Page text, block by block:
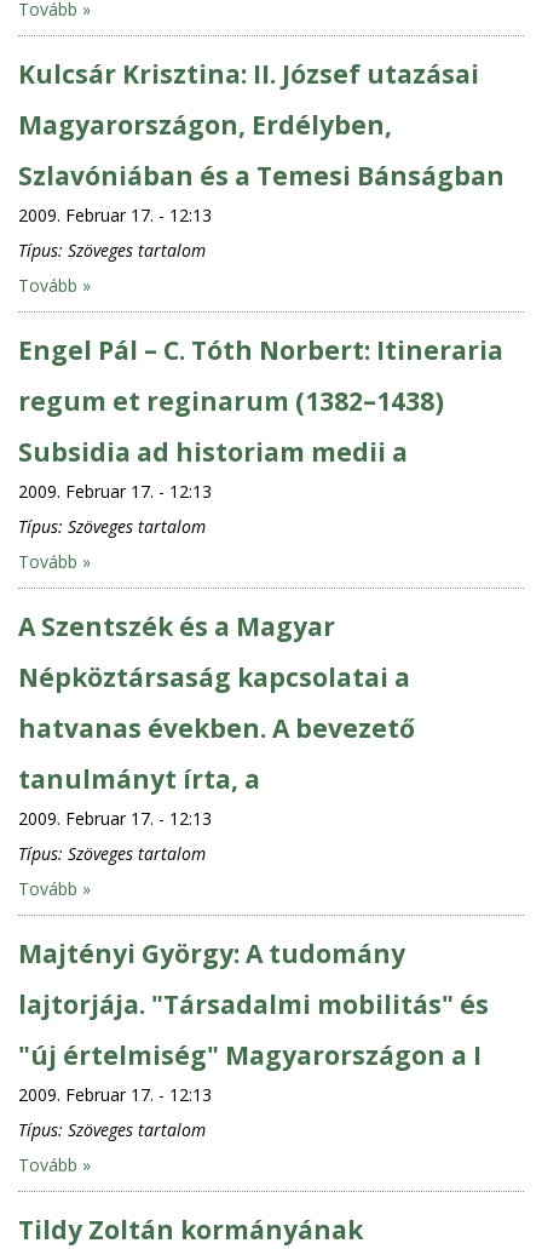
Tovább »
Kulcsár Krisztina: II. József utazásai
Magyarországon, Erdélyben,
Szlavóniában és a Temesi Bánságban
2009. Februar 17. - 12:13
Típus: Szöveges tartalom
Tovább »
Engel Pál – C. Tóth Norbert: Itineraria
regum et reginarum (1382–1438)
Subsidia ad historiam medii a
2009. Februar 17. - 12:13
Típus: Szöveges tartalom
Tovább »
A Szentszék és a Magyar
Népköztársaság kapcsolatai a
hatvanas években. A bevezető
tanulmányt írta, a
2009. Februar 17. - 12:13
Típus: Szöveges tartalom
Tovább »
Majtényi György: A tudomány
lajtorjája. "Társadalmi mobilitás" és
"új értelmiség" Magyarországon a I
2009. Februar 17. - 12:13
Típus: Szöveges tartalom
Tovább »
Tildy Zoltán kormányának